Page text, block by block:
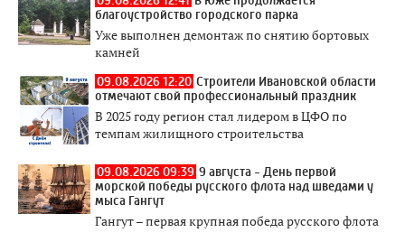
благоустройство городского парка
Уже выполнен демонтаж по снятию бортовых
камней
09.08.2026 12:20 Строители Ивановской области
отмечают свой профессиональный праздник
В 2025 году регион стал лидером в ЦФО по
темпам жилищного строительства
09.08.2026 09:39 9 августа - День первой
морской победы русского флота над шведами у
мыса Гангут
Гангут – первая крупная победа русского флота